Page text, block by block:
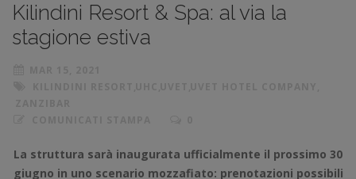
Kilindini Resort & Spa: al via la
stagione estiva
La struttura sarà inaugurata ufficialmente il prossimo 30
giugno in uno scenario mozzafiato: prenotazioni possibili